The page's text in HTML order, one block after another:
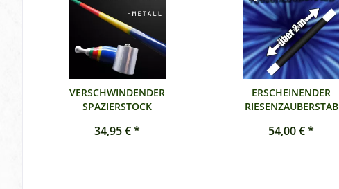
VERSCHWINDENDER
SPAZIERSTOCK
34,95 € *
ERSCHEINENDER
RIESENZAUBERSTAB
54,00 € *